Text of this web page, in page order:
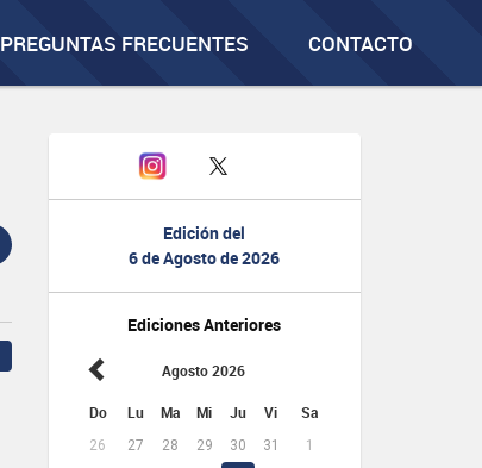
PREGUNTAS FRECUENTES CONTACTO
Edición del
6 de Agosto de 2026
Ediciones Anteriores
Agosto 2026
Do Lu Ma Mi Ju Vi Sa
26 27 28 29 30 31
1